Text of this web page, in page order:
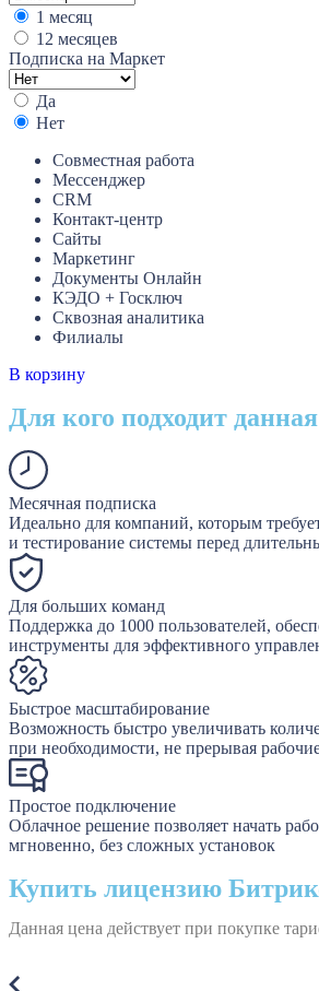
1 месяц
12 месяцев
Подписка на Маркет
Да
Нет
Совместная работа
Мессенджер
CRM
Контакт-центр
Сайты
Маркетинг
Документы Онлайн
КЭДО + Госключ
Сквозная аналитика
Филиалы
В корзину
Для кого подходит
Месячная подписка
Идеально для компаний, которым
и тестирование системы перед
Для больших команд
Поддержка до 1000 пользователей,
инструменты для эффективного
Быстрое масштабирование
Возможность быстро увеличивать
при необходимости, не прерывая
Простое подключение
Облачное решение позволяет начать
мгновенно, без сложных установок
Купить лицензию
Данная цена действует при покупке